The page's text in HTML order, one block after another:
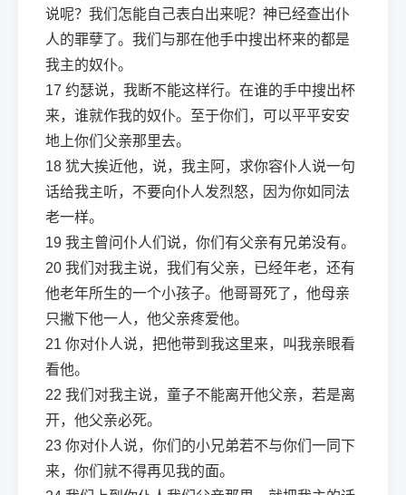
说呢？我们怎能自己表白出来呢？神已经查出仆
人的罪孽了。我们与那在他手中搜出杯来的都是
我主的奴仆。
17 约瑟说，我断不能这样行。在谁的手中搜出杯
来，谁就作我的奴仆。至于你们，可以平平安安
地上你们父亲那里去。
18 犹大挨近他，说，我主阿，求你容仆人说一句
话给我主听，不要向仆人发烈怒，因为你如同法
老一样。
19 我主曾问仆人们说，你们有父亲有兄弟没有。
20 我们对我主说，我们有父亲，已经年老，还有
他老年所生的一个小孩子。他哥哥死了，他母亲
只撇下他一人，他父亲疼爱他。
21 你对仆人说，把他带到我这里来，叫我亲眼看
看他。
22 我们对我主说，童子不能离开他父亲，若是离
开，他父亲必死。
23 你对仆人说，你们的小兄弟若不与你们一同下
来，你们就不得再见我的面。